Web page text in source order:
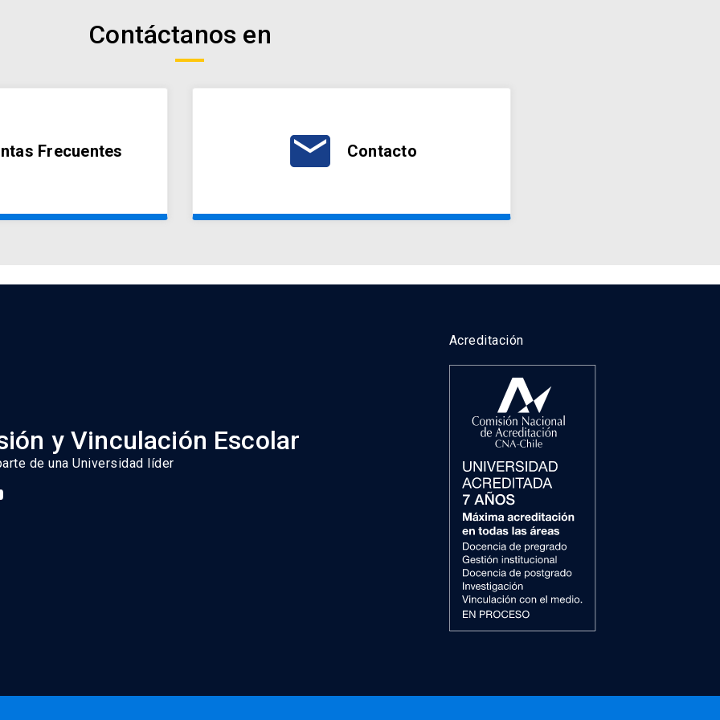
Contáctanos en
Frecuentes email Contacto
y Vinculación Escolar
de una Universidad líder
Acreditación